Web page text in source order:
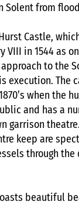
Solent from
Castle,
in 1544 as
to the
execution. The
when the
and has a
garrison
keep are
through
beautiful